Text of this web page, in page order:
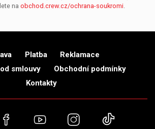
na obchod.crew.cz/ochrana-soukromi.
Platba
Reklamace
smlouvy
Obchodní podmínky
Kontakty
stránky
FacebookYouTubeInstagram